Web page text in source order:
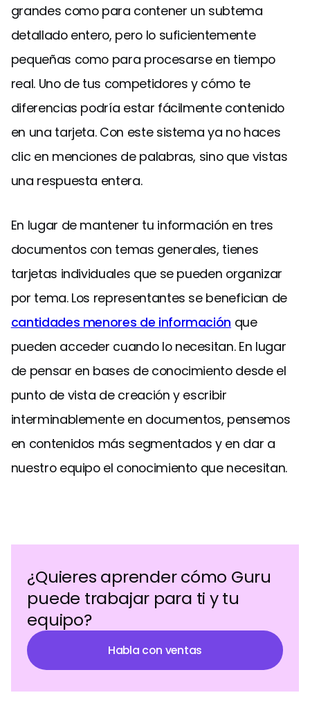
grandes como para contener un subtema
detallado entero, pero lo suficientemente
pequeñas como para procesarse en tiempo
real. Uno de tus competidores y cómo te
diferencias podría estar fácilmente contenido
en una tarjeta. Con este sistema ya no haces
clic en menciones de palabras, sino que vistas
una respuesta entera.
En lugar de mantener tu información en tres
documentos con temas generales, tienes
tarjetas individuales que se pueden organizar
por tema. Los representantes se benefician de
cantidades menores de información que
pueden acceder cuando lo necesitan. En lugar
de pensar en bases de conocimiento desde el
punto de vista de creación y escribir
interminablemente en documentos, pensemos
en contenidos más segmentados y en dar a
nuestro equipo el conocimiento que necesitan.
¿Quieres aprender cómo Guru
puede trabajar para ti y tu
equipo?
Habla con ventas